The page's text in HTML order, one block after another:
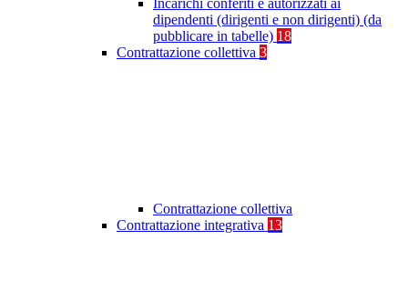
Incarichi conferiti e autorizzati ai
dipendenti (dirigenti e non dirigenti) (da
pubblicare in tabelle) 18
Contrattazione collettiva 3
Contrattazione collettiva
Contrattazione integrativa 13